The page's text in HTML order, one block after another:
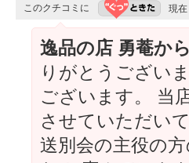
このクチコミに 現在
逸品の店 勇菴か
りがとうござい
ございます。 当
させていただい
送別会の主役の